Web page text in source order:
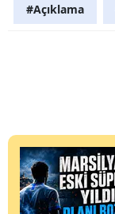
#Açıklama